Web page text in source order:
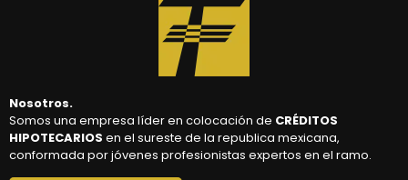
Nosotros.
Somos una empresa líder en colocación de CRÉDITOS
HIPOTECARIOS en el sureste de la republica mexicana,
conformada por jóvenes profesionistas expertos en el ramo.